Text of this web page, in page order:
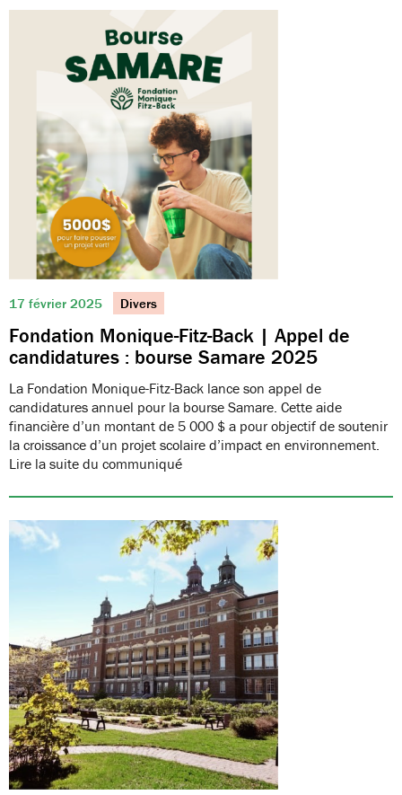
17 février 2025 Divers
Fondation Monique-Fitz-Back | Appel de
candidatures : bourse Samare 2025
La Fondation Monique-Fitz-Back lance son appel de
candidatures annuel pour la bourse Samare. Cette aide
financière d’un montant de 5 000 $ a pour objectif de soutenir
la croissance d’un projet scolaire d’impact en environnement.
Lire la suite du communiqué